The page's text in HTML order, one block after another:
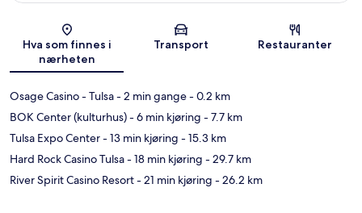
Kart
Hva som finnes i
nærheten
Transport Restauranter
Osage Casino - Tulsa- 2 min gange- 0.2 km
BOK Center (kulturhus)- 6 min kjøring - 7.7 km
Tulsa Expo Center- 13 min kjøring - 15.3 km
Hard Rock Casino Tulsa- 18 min kjøring - 29.7 km
River Spirit Casino Resort- 21 min kjøring - 26.2 km